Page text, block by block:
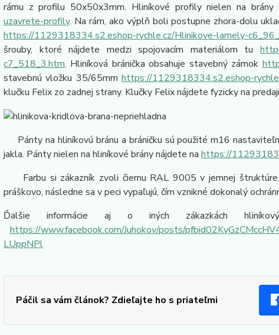
rámu z profilu 50x50x3mm. Hliníkové profily nielen na brány
uzavrete-profily. Na rám, ako výplň boli postupne zhora-dolu
https://1129318334.s2.eshop-rychle.cz/Hlinikove-lamely-
šrouby, ktoré nájdete medzi spojovacím materiálom tu
c7_518_3.htm. Hliníková bránička obsahuje stavebný zámok
stavebnú vložku 35/65mm https://1129318334.s2.eshop-
klučku Felix zo zadnej strany. Klučky Felix nájdete fyzicky na
Pánty na hliníkovú bránu a bráničku sú použité m16
jakla. Pánty nielen na hliníkové brány nájdete na https://
Farbu si zákazník zvoli čiernu RAL 9005 v jemnej štruktúre.
práškovo, následne sa v peci vypaľujú, čím vznikné dokonalý
Ďalšie informácie aj o iných zákazkách
https://www.facebook.com/Juhokov/posts/
LUppNPl
Páčil sa vám článok? Zdieľajte ho s priateľmi